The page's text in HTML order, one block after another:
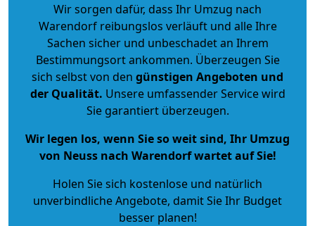
Wir sorgen dafür, dass Ihr Umzug nach
Warendorf reibungslos verläuft und alle Ihre
Sachen sicher und unbeschadet an Ihrem
Bestimmungsort ankommen. Überzeugen Sie
sich selbst von den günstigen Angeboten und
der Qualität. Unsere umfassender Service wird
Sie garantiert überzeugen.
Wir legen los, wenn Sie so weit sind, Ihr Umzug
von Neuss nach Warendorf wartet auf Sie!
Holen Sie sich kostenlose und natürlich
unverbindliche Angebote, damit Sie Ihr Budget
besser planen!